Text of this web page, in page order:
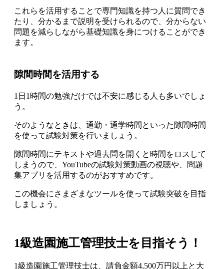
これらを活用することで専門知識を持つ人に質問でき
たり、分かるまで説明を受けられるので、分からない
問題を減らしながら基礎知識を身につけることができ
ます。
隙間時間を活用する
1日1時間の勉強だけでは不安に感じる人も多いでしょ
う。
そのようなときは、 通勤・通学時間といった隙間時間
を使って試験対策を行いましょう。
隙間時間にテキストや過去問を開くと時間をロスして
しまうので、YouTubeの試験対策動画の視聴や、問題
集アプリを活用するのがおすすめです。
この機会にさまざまなツールを使って試験突破を目指
しましょう。
1級造園施工管理技士を目指そう！
1級造園施工管理技士は、 請負金額4,500万円以上と大